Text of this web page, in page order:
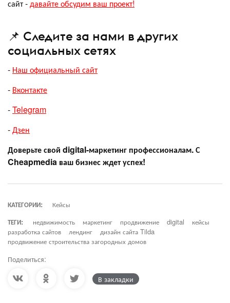
сайт -давайте обсудим ваш проект!
📌 Следите за нами в других
социальных сетях
- Наш официальный сайт
- Вконтакте
-Telegram
-Дзен
Доверьте свой digital-маркетинг профессионалам. С
Cheapmedia ваш бизнес ждет успех!
КАТЕГОРИИ:
Кейсы
ТЕГИ:
недвижимость маркетинг продвижение digital
кейсы
разработка сайтов
лендинг
дизайн сайта Tilda
продвижение строительства загородных домов
Поделиться:
В закладки